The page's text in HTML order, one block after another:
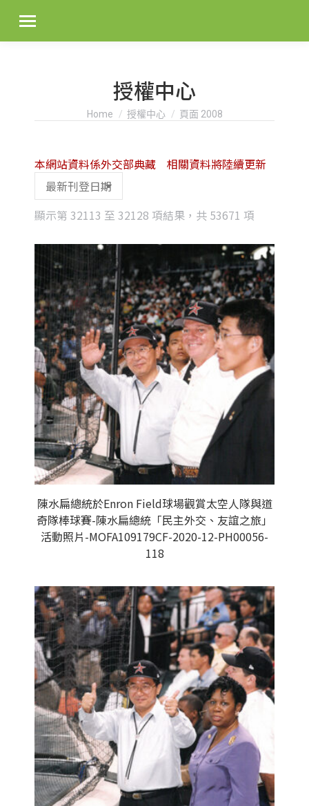
授權中心
You are here:
Home 授權中心 頁面 2008
顯示第 32113 至 32128 項結果，共 53671 項
latest
本網站資料係外交部典藏 相關資料將陸續更新
陳水扁總統於Enron Field球場觀賞太空人隊與道
奇隊棒球賽-陳水扁總統「民主外交、友誼之旅」
活動照片-MOFA109179CF-2020-12-PH00056-
118